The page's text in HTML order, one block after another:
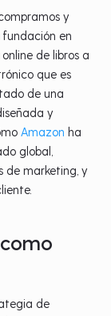
y
fundación en
de libros a
que es
de una
y
Amazon ha
global,
de marketing, y
de